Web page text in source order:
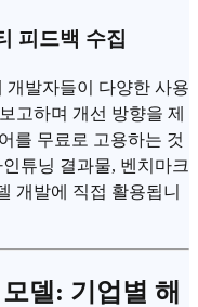
피드백 수집
개발자들이 다양한 사용
고하며 개선 방향을 제
를 무료로 고용하는 것
튜닝 결과물, 벤치마크
개발에 직접 활용됩니
델: 기업별 해